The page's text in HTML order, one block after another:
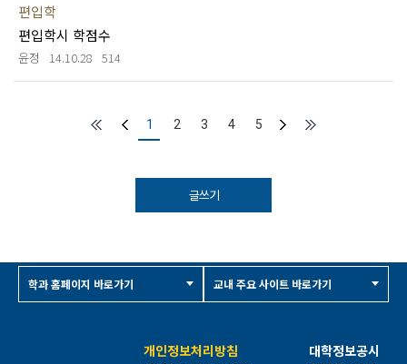
편입학
편입학시 학점수
윤정 14.10.28 514
1 2 3 4 5
글쓰기
개인정보처리방침
대학정보공시
학과 홈페이지 바로가기 교내 주요 사이트 바로가기